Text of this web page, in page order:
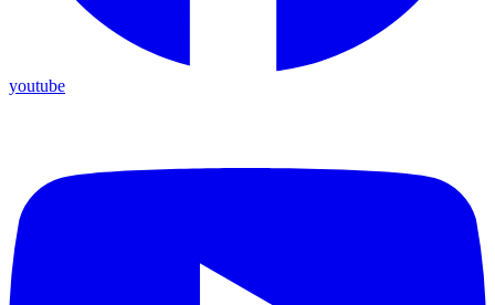
youtube